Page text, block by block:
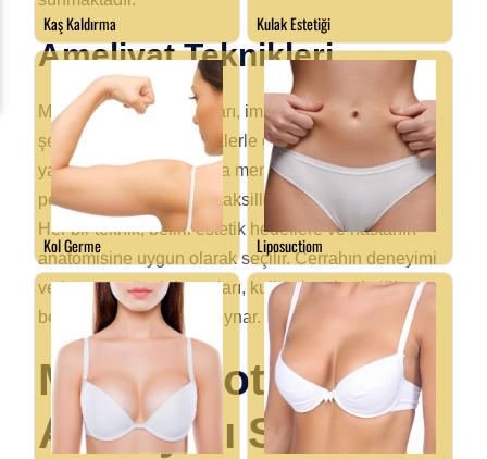
Ameliyat Teknikleri
Meme protezi ameliyatları, implantların yerleştirilme
şekline göre farklı tekniklerle gerçekleştirilebilir. En
yaygın teknikler arasında meme altı kesisi,
periareolar kesi ve transaksiller kesi bulunmaktadır.
Her bir teknik, belirli estetik hedeflere ve hastanın
anatomisine uygun olarak seçilir. Cerrahın deneyimi
ve hastanın özel durumları, kullanılacak tekniği
belirlemede önemli rol oynar.
Meme Protezi
Ameliyatı Sonrası